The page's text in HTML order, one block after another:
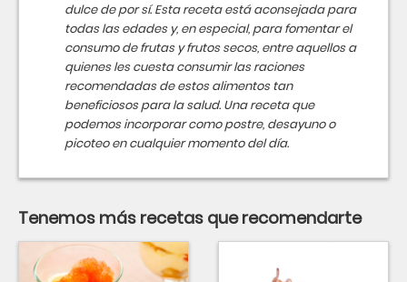
dulce de por sí. Esta receta está aconsejada para
todas las edades y, en especial, para fomentar el
consumo de frutas y frutos secos, entre aquellos a
quienes les cuesta consumir las raciones
recomendadas de estos alimentos tan
beneficiosos para la salud. Una receta que
podemos incorporar como postre, desayuno o
picoteo en cualquier momento del día.
Tenemos más recetas que recomendarte